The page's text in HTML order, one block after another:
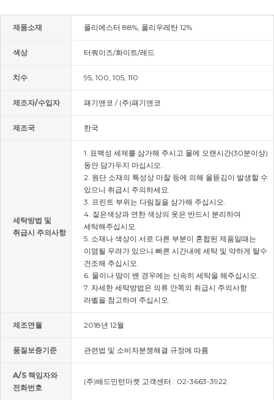
제품소재 폴리에스터 88%, 폴리우레탄 12%
색상 터쿼이즈/화이트/레드
치수 95, 100, 105, 110
제조자/수입자 패기앤코 / (주)패기앤코
제조국 한국
세탁방법 및
취급시 주의사항
1. 표백성 세제를 삼가해 주시고 물에 오랜시간(30분이상)
동안 담가두지 마십시오.
2. 원단 소재의 특성상 마찰 등에 의해 올뜯김이 발생할 수
있으니 취급시 주의하세요.
3. 프린트 부위는 다림질을 삼가해 주십시오.
4. 짙은색상과 연한 색상의 옷은 반드시 분리하여
세탁해주십시오.
5. 소재나 색상이 서로 다른 부분이 혼합된 제품일때는
이염될 우려가 있으니 빠른 시간내에 세탁 및 약하게 탈수
건조해 주십시오.
6. 물이나 땀이 밴 경우에는 신속히 세탁을 해주십시오.
7. 자세한 세탁방법은 의류 안쪽의 취급시 주의사항
라벨을 참고하여 주십시오.
제조연월 2018년 12월
품질보증기준 관련법 및 소비자분쟁해결 규정에 따름
A/S 책임자와
전화번호
(주)배드민턴마켓 고객센터 : 02-3663-3922